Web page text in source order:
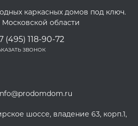
каркасных домов под ключ.
области
(495) 118-90-72
ЗВОНОК
шоссе, владение 63, корп.1,